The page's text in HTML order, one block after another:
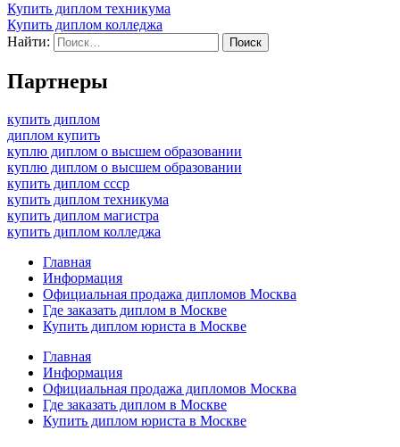
Купить диплом техникума
Купить диплом колледжа
Найти:
Партнеры
купить диплом
диплом купить
куплю диплом о высшем образовании
куплю диплом о высшем образовании
купить диплом ссср
купить диплом техникума
купить диплом магистра
купить диплом колледжа
Главная
Информация
Официальная продажа дипломов Москва
Где заказать диплом в Москве
Купить диплом юриста в Москве
Главная
Информация
Официальная продажа дипломов Москва
Где заказать диплом в Москве
Купить диплом юриста в Москве